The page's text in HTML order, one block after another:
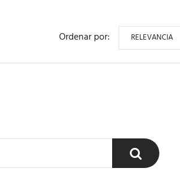
Ordenar por: RELEVANCIA